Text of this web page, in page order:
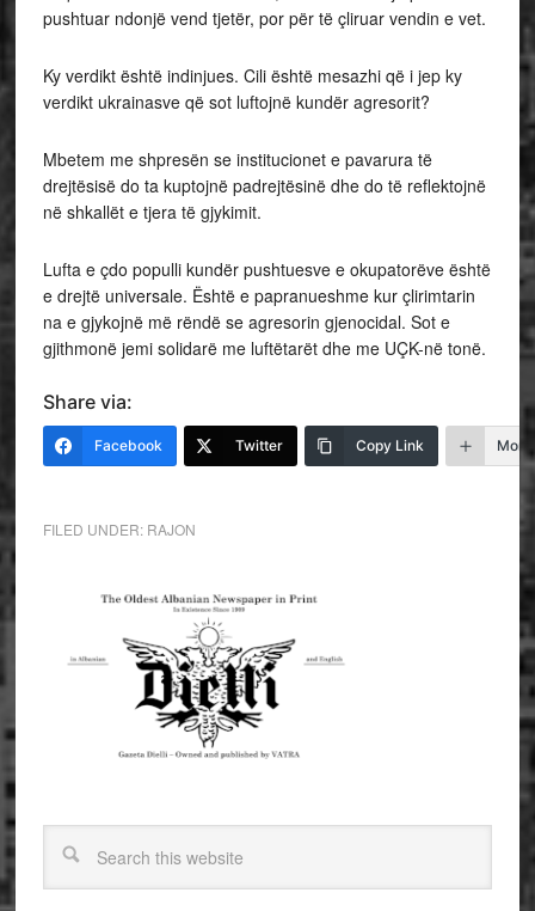
pushtuar ndonjë vend tjetër, por për të çliruar vendin e vet.
Ky verdikt është indinjues. Cili është mesazhi që i jep ky
verdikt ukrainasve që sot luftojnë kundër agresorit?
Mbetem me shpresën se institucionet e pavarura të
drejtësisë do ta kuptojnë padrejtësinë dhe do të reflektojnë
në shkallët e tjera të gjykimit.
Lufta e çdo populli kundër pushtuesve e okupatorëve është
e drejtë universale. Është e papranueshme kur çlirimtarin
na e gjykojnë më rëndë se agresorin gjenocidal. Sot e
gjithmonë jemi solidarë me luftëtarët dhe me UÇK-në tonë.
Share via:
Facebook Twitter Copy Link More
FILED UNDER: RAJON